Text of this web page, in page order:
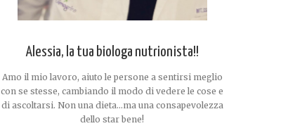
Alessia, la tua biologa nutrionista!!
Amo il mio lavoro, aiuto le persone a sentirsi meglio
con se stesse, cambiando il modo di vedere le cose e
di ascoltarsi. Non una dieta...ma una consapevolezza
dello star bene!